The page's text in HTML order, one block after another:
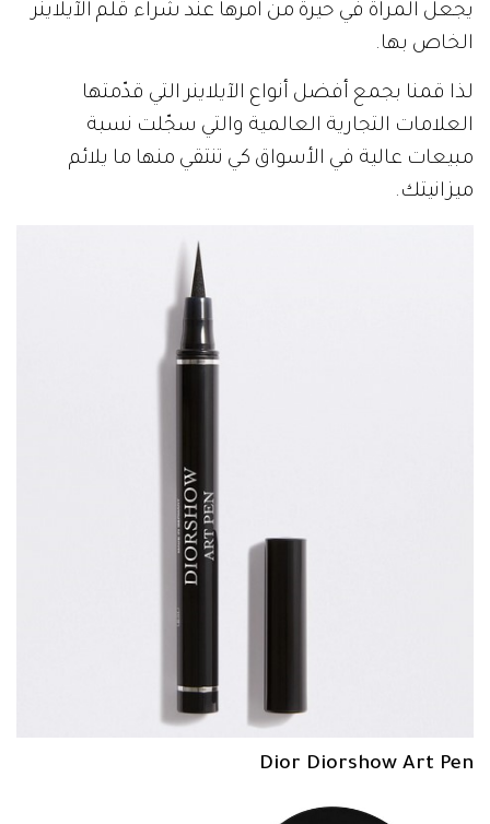
يجعل المرأة في حيرة من أمرها عند شراء قلم الآيلاينر
الخاص بها.
لذا قمنا بجمع أفضل أنواع الآيلاينر التي قدّمتها
العلامات التجارية العالمية والتي سجّلت نسبة
مبيعات عالية في الأسواق كي تنتقي منها ما يلائم
ميزانيتك.
Dior Diorshow Art Pen